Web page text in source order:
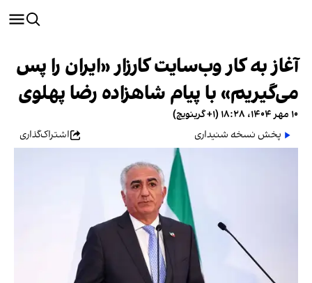
آغاز به کار وب‌سایت کارزار «ایران را پس
می‌گیریم» با پیام شاهزاده رضا پهلوی
۱۰ مهر ۱۴۰۴، ۱۸:۲۸ (‎+۱ گرینویچ)
پخش نسخه شنیداری
اشتراک‌گذاری